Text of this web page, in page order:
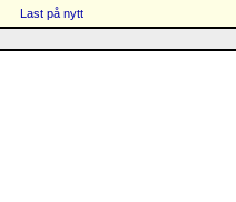
Last på nytt